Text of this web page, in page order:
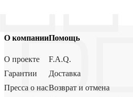
О компании
О проекте
Гарантии
Пресса о нас
Помощь
F.A.Q.
Доставка
Возврат и отмена